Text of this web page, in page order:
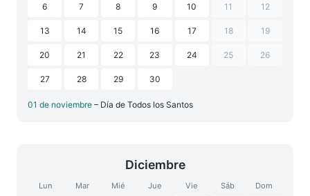
6 7 8 9 10 11 12
13 14 15 16 17 18 19
20 21 22 23 24 25 26
27 28 29 30
01 de noviembre – Día de Todos los Santos
Diciembre
Lun Mar Mié Jue Vie Sáb Dom